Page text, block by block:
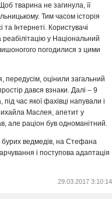
тварина не загинула, її
Тим часом історія
Інтернеті. Користувачі
у Національний
погодилися з цими
передусім, оцінили загальний
дався взнаки. Далі – 9
час якої фахівці напували і
Маслея, апетит у
але раціон був одноманітний.
бурих ведмедів, на Стефана
і поступова адаптація
29.03.2017 3:10:14